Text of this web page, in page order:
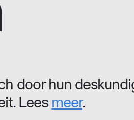
door hun
Leesmeer.